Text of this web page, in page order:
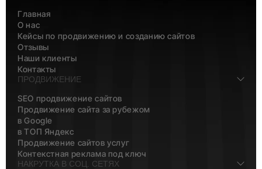
Главная
О нас
Кейсы по продвижению и созданию сайтов
Отзывы
Наши клиенты
Контакты
ПРОДВИЖЕНИЕ
SEO продвижение сайтов
Продвижение сайта за рубежом
в Google
в ТОП Яндекс
Продвижение сайтов услуг
Контекстная реклама под ключ
НАКРУТКА В СОЦ. СЕТЯХ